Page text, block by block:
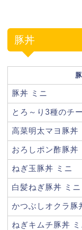
豚丼
豚丼 ミニ
とろ～り3種のチ
高菜明太マヨ豚丼
おろしポン酢豚丼
ねぎ玉豚丼 ミニ
白髪ねぎ豚丼 ミニ
かつぶしオクラ豚
ねぎキムチ豚丼 ミ